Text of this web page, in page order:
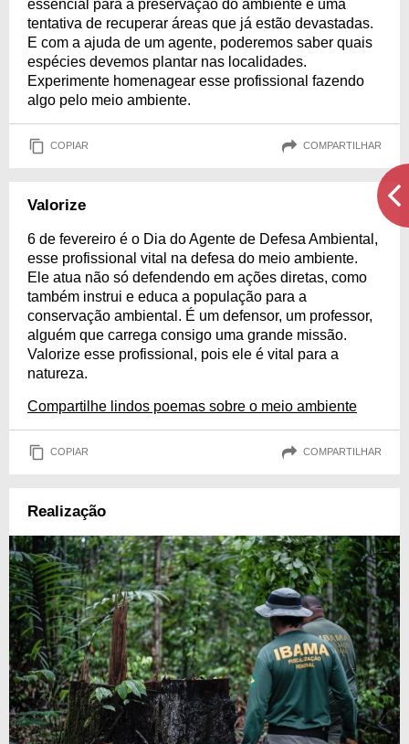
essencial para a preservação do ambiente e uma
tentativa de recuperar áreas que já estão devastadas.
E com a ajuda de um agente, poderemos saber quais
espécies devemos plantar nas localidades.
Experimente homenagear esse profissional fazendo
algo pelo meio ambiente.
COPIAR COMPARTILHAR
Valorize
6 de fevereiro é o Dia do Agente de Defesa Ambiental,
esse profissional vital na defesa do meio ambiente.
Ele atua não só defendendo em ações diretas, como
também instrui e educa a população para a
conservação ambiental. É um defensor, um professor,
alguém que carrega consigo uma grande missão.
Valorize esse profissional, pois ele é vital para a
natureza.
Compartilhe lindos poemas sobre o meio ambiente
COPIAR COMPARTILHAR
Realização